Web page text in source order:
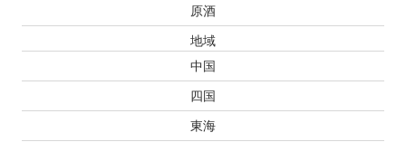
原酒
地域
中国
四国
東海